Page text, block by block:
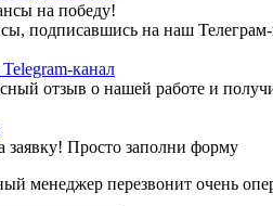
на победу!
подписавшись на наш Телеграм-
Telegram-канал
отзыв о нашей работе и
заявку! Просто заполни форму
менеджер перезвонит очень